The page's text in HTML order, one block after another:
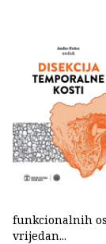
funkcionalnih
vrijedan...